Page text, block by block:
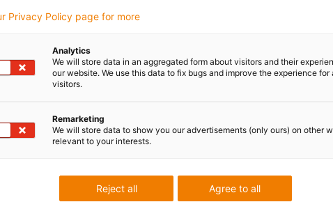
Privacy Policy page for more
Analytics
We will store data in an aggregated form about visitors and their
our website. We use this data to fix bugs and improve the experience for
visitors.
Remarketing
We will store data to show you our advertisements (only ours) on other
relevant to your interests.
Agree to all
Reject all